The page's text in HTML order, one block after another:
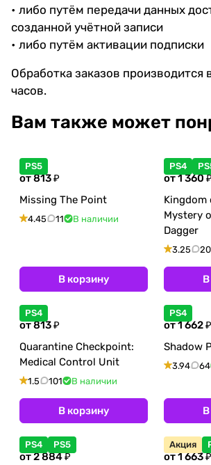
• либо путём передачи данных
созданной учётной записи
• либо путём активации подписки
Обработка заказов производится
часов.
Вам также может
PS5
от 813 ₽
Missing The Point
4.45 11 В наличии
В корзину
PS4
от 1 360
Kingdom
Mystery
Dagger
3.25 20
PS4
от 813 ₽
Quarantine Checkpoint:
Medical Control Unit
1.5 101 В наличии
В корзину
PS4
от 1 662 ₽
Shadow
3.94 64
PS4 PS5
от 2 884 ₽
Акция
от 1 663 ₽